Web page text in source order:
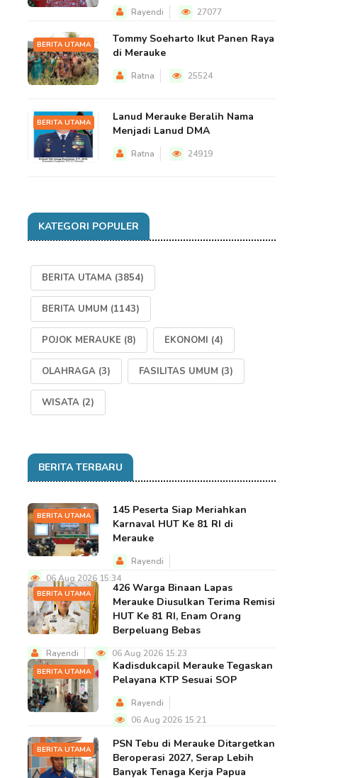
Rayendi 27077
BERITA UTAMA
Tommy Soeharto Ikut Panen Raya
di Merauke
Ratna 25524
BERITA UTAMA
Lanud Merauke Beralih Nama
Menjadi Lanud DMA
Ratna 24919
KATEGORI POPULER
BERITA UTAMA (3854)
BERITA UMUM (1143)
POJOK MERAUKE (8) EKONOMI (4)
OLAHRAGA (3) FASILITAS UMUM (3)
WISATA (2)
BERITA TERBARU
BERITA UTAMA
145 Peserta Siap Meriahkan
Karnaval HUT Ke 81 RI di
Merauke
Rayendi
06 Aug 2026 15:34
BERITA UTAMA
426 Warga Binaan Lapas
Merauke Diusulkan Terima Remisi
HUT Ke 81 RI, Enam Orang
Berpeluang Bebas
Rayendi 06 Aug 2026 15:23
BERITA UTAMA
Kadisdukcapil Merauke Tegaskan
Pelayana KTP Sesuai SOP
Rayendi
06 Aug 2026 15:21
BERITA UTAMA
PSN Tebu di Merauke Ditargetkan
Beroperasi 2027, Serap Lebih
Banyak Tenaga Kerja Papua